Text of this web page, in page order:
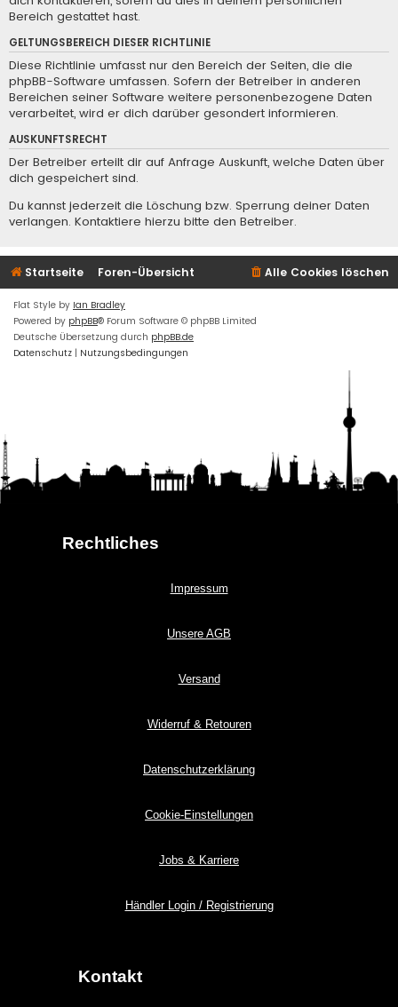
Bereich gestattet hast.
GELTUNGSBEREICH DIESER RICHTLINIE
Diese Richtlinie umfasst nur den Bereich der Seiten, die die
phpBB-Software umfassen. Sofern der Betreiber in anderen
Bereichen seiner Software weitere personenbezogene Daten
verarbeitet, wird er dich darüber gesondert informieren.
AUSKUNFTSRECHT
Der Betreiber erteilt dir auf Anfrage Auskunft, welche Daten über
dich gespeichert sind.
Du kannst jederzeit die Löschung bzw. Sperrung deiner Daten
verlangen. Kontaktiere hierzu bitte den Betreiber.
Startseite Foren-Übersicht Alle Cookies löschen
Flat Style by Ian Bradley
Powered by phpBB® Forum Software © phpBB Limited
Deutsche Übersetzung durch phpBB.de
Datenschutz | Nutzungsbedingungen
Rechtliches
Impressum
Unsere AGB
Versand
Widerruf & Retouren
Datenschutzerklärung
Cookie-Einstellungen
Jobs & Karriere
Händler Login / Registrierung
Kontakt